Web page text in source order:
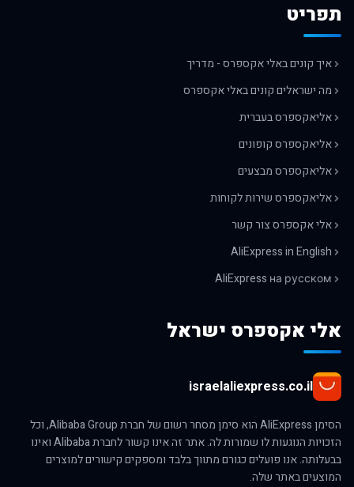
תפריט
איך קונים באלי אקספרס - מדריך
מה ישראלים קונים באלי אקספרס
אליאקספרס בעברית
אליאקספרס קופונים
אליאקספרס מבצעים
אליאקספרס שירות לקוחות
אלי אקספרס צור קשר
AliExpress in English
AliExpress на русском
אלי אקספרס ישראל
israelaliexpress.co.il
הסימן AliExpress הוא סימן מסחר רשום של חברת Alibaba Group, וכל
הזכויות הנוגעות לו שמורות לה. אתר זה אינו קשור לחברת Alibaba ואינו
בבעלותה. אנו פועלים כגורם מתווך בלבד ומספקים קישורים למוצרים
המוצעים באתר שלה.